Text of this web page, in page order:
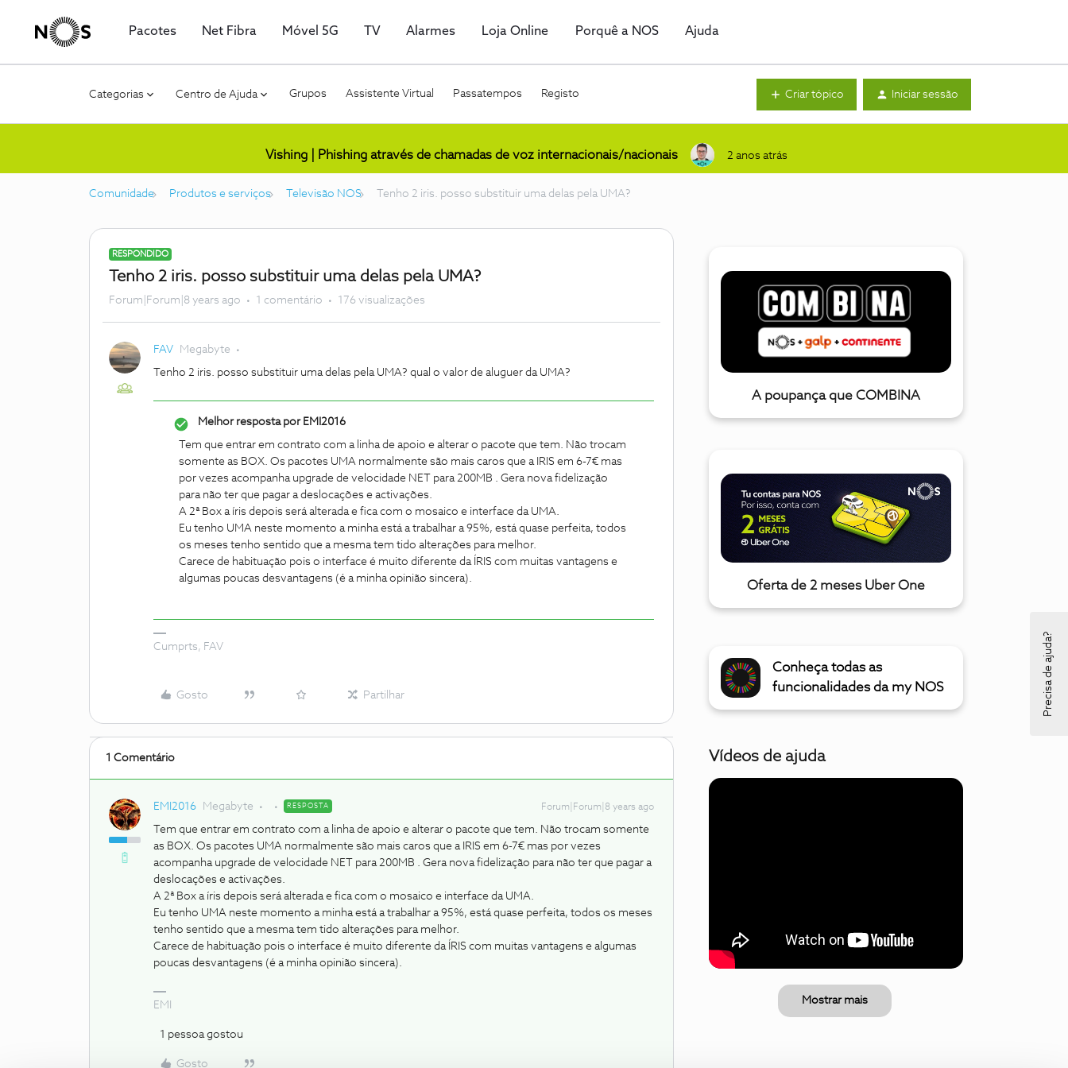
Pacotes Net Fibra Móvel 5G TV Alarmes Loja Online Porquê a NOS Ajuda
Categorias Centro de Ajuda Grupos Assistente Virtual Passatempos Registo Criar tópico Iniciar sessão
Vishing | Phishing através de chamadas de voz internacionais/nacionais 2 anos atrás
Comunidade Produtos e serviços Televisão NOS Tenho 2 iris. posso substituir uma delas pela UMA?
RESPONDIDO
Tenho 2 iris. posso substituir uma delas pela UMA?
Forum|Forum|8 years ago 1 comentário 176 visualizações
FAV Megabyte
Tenho 2 iris. posso substituir uma delas pela UMA? qual o valor de aluguer da UMA?
Melhor resposta porEMI2016
Tem que entrar em contrato com a linha de apoio e alterar o pacote que tem. Não trocam
somente as BOX. Os pacotes UMA normalmente são mais caros que a IRIS em 6-7€ mas
por vezes acompanha upgrade de velocidade NET para 200MB . Gera nova fidelização
para não ter que pagar a deslocações e activações.
A 2ª Box a íris depois será alterada e fica com o mosaico e interface da UMA.
Eu tenho UMA neste momento a minha está a trabalhar a 95%, está quase perfeita, todos
os meses tenho sentido que a mesma tem tido alterações para melhor.
Carece de habituação pois o interface é muito diferente da ÍRIS com muitas vantagens e
algumas poucas desvantagens (é a minha opinião sincera).
Cumprts, FAV
Gosto Partilhar
1 Comentário
EMI2016 Megabyte RESPOSTA Forum|Forum|8 years ago
Tem que entrar em contrato com a linha de apoio e alterar o pacote que tem. Não trocam somente
as BOX. Os pacotes UMA normalmente são mais caros que a IRIS em 6-7€ mas por vezes
acompanha upgrade de velocidade NET para 200MB . Gera nova fidelização para não ter que pagar a
deslocações e activações.
A 2ª Box a íris depois será alterada e fica com o mosaico e interface da UMA.
Eu tenho UMA neste momento a minha está a trabalhar a 95%, está quase perfeita, todos os meses
tenho sentido que a mesma tem tido alterações para melhor.
Carece de habituação pois o interface é muito diferente da ÍRIS com muitas vantagens e algumas
poucas desvantagens (é a minha opinião sincera).
EMI
1 pessoa gostou
Gosto
A poupança que COMBINA
Oferta de 2 meses Uber One
Conheça todas as
funcionalidades da my NOS
Vídeos de ajuda
Mostrar mais
Precisa de ajuda?